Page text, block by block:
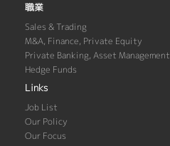
職業
Sales & Trading
M&A, Finance, Private Equity
Private Banking, Asset Management
Hedge Funds
Links
Job List
Our Policy
Our Focus